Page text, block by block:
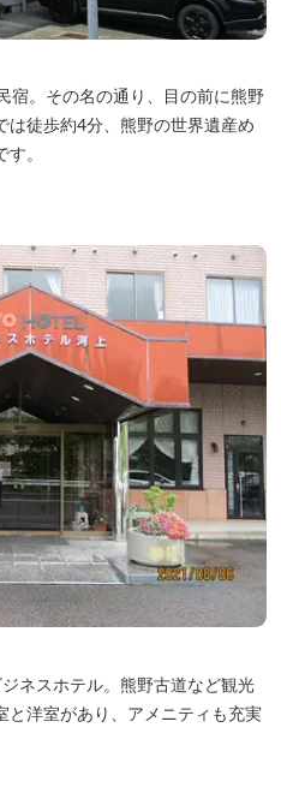
宿。その名の通り、目の前に熊野
徒歩約4分、熊野の世界遺産め
。
ネスホテル。熊野古道など観光
と洋室があり、アメニティも充実